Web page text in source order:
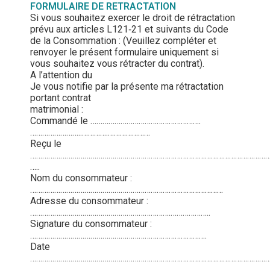
FORMULAIRE DE RETRACTATION
Si vous souhaitez exercer le droit de rétractation
prévu aux articles L121‐21 et suivants du Code
de la Consommation : (Veuillez compléter et
renvoyer le présent formulaire uniquement si
vous souhaitez vous rétracter du contrat).
A l’attention du
Je vous notifie par la présente ma rétractation
portant contrat
matrimonial :
Commandé le ……………………………………………….
……………………..………….…………………
Reçu le
…..
Nom du consommateur :
……………………………………………………………………………………
Adresse du consommateur :
…………………………………………………………….………………..
Signature du consommateur :
…………………………………………………………………………….
Date